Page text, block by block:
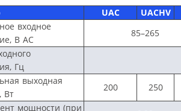
UAC UACHV
входное
В AC
85–265
Гц
выходная
Вт
200 250
мощности (при